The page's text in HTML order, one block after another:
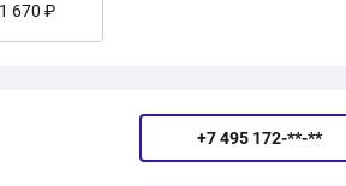
670 ₽
+7 495 172-**-**